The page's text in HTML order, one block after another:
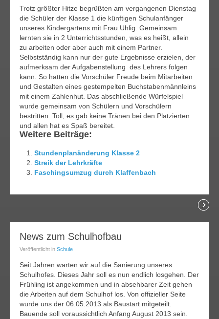
Trotz größter Hitze begrüßten am vergangenen Dienstag
die Schüler der Klasse 1 die künftigen Schulanfänger
unseres Kindergartens mit Frau Uhlig. Gemeinsam
lernten sie in 2 Unterrichtsstunden, was es heißt, allein
zu arbeiten oder aber auch mit einem Partner.
Selbstständig kann nur der gute Ergebnisse erzielen, der
aufmerksam der Aufgabenstellung des Lehrers folgen
kann. So hatten die Vorschüler Freude beim Mitarbeiten
und Gestalten eines gestempelten Buchstabenmännleins
mit einem Zahlenhut. Das abschließende Würfelspiel
wurde gemeinsam von Schülern und Vorschülern
bestritten. Toll, es gab keine Tränen bei den Platzierten
und allen hat es Spaß bereitet.
Weitere Beiträge:
Stundenplanänderung Klasse 2
Streik der Lehrkräfte
Faschingsumzug durch Klaffenbach
lesen
News zum Schulhofbau
Veröffentlicht in Schule
Seit Jahren warten wir auf die Sanierung unseres
Schulhofes. Dieses Jahr soll es nun endlich losgehen. Der
Frühling ist angekommen und in absehbarer Zeit gehen
die Arbeiten auf dem Schulhof los. Von offizieller Seite
wurde uns der 06.05.2013 als Baustart mitgeteilt.
Bauende soll voraussichtlich Anfang August 2013 sein.